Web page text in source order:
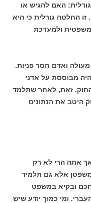
האם להגיש או
זו החלטה גורלית כי היא
ולמערכת
ואדם חסר פניות.
מבוססת על אדני
החוק. זאת, לאחר שתלמד
היטב את הנתונים
אתה הרי לא רק
אלא גם תלמיד
ובקיא במשפט
ומי כמוך יודע שיש